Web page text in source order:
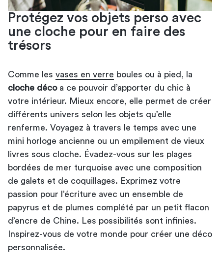
Protégez vos objets perso avec
une cloche pour en faire des
trésors
Comme les vases en verre boules ou à pied, la
cloche décoa ce pouvoir d’apporter du chic à
votre intérieur. Mieux encore, elle permet de créer
différents univers selon les objets qu’elle
renferme. Voyagez à travers le temps avec une
mini horloge ancienne ou un empilement de vieux
livres sous cloche. Évadez-vous sur les plages
bordées de mer turquoise avec une composition
de galets et de coquillages. Exprimez votre
passion pour l’écriture avec un ensemble de
papyrus et de plumes complété par un petit flacon
d’encre de Chine. Les possibilités sont infinies.
Inspirez-vous de votre monde pour créer une déco
personnalisée.